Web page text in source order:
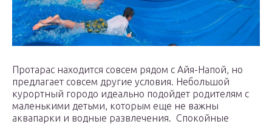
Протарас находится совсем рядом с Айя-Напой, но
предлагает совсем другие условия. Небольшой
курортный городо идеально подойдет родителям с
маленькими детьми, которым еще не важны
аквапарки и водные развлечения. Спокойные